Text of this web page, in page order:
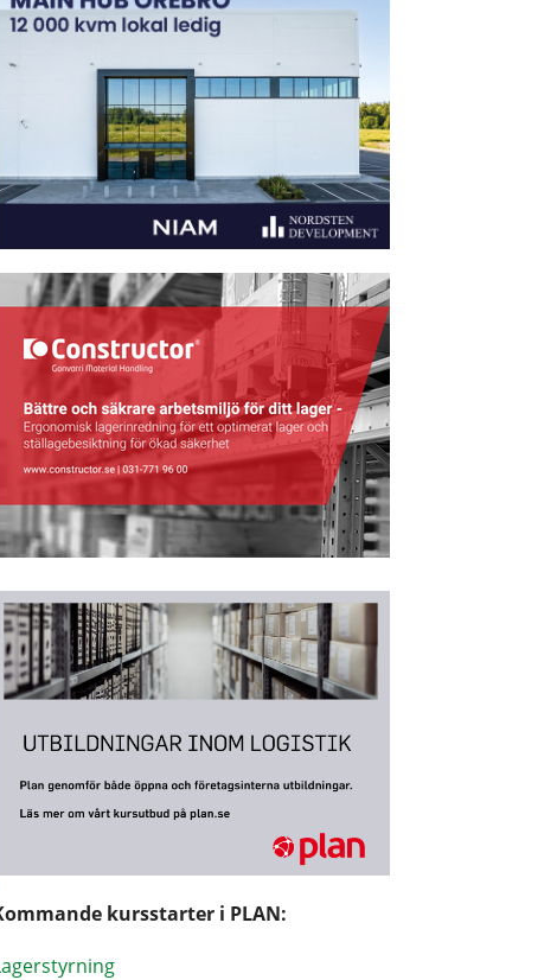
kursstarter i PLAN: